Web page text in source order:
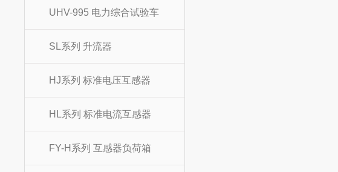
UHV-995 电力综合试验车
SL系列 升流器
HJ系列 标准电压互感器
HL系列 标准电流互感器
FY-H系列 互感器负荷箱